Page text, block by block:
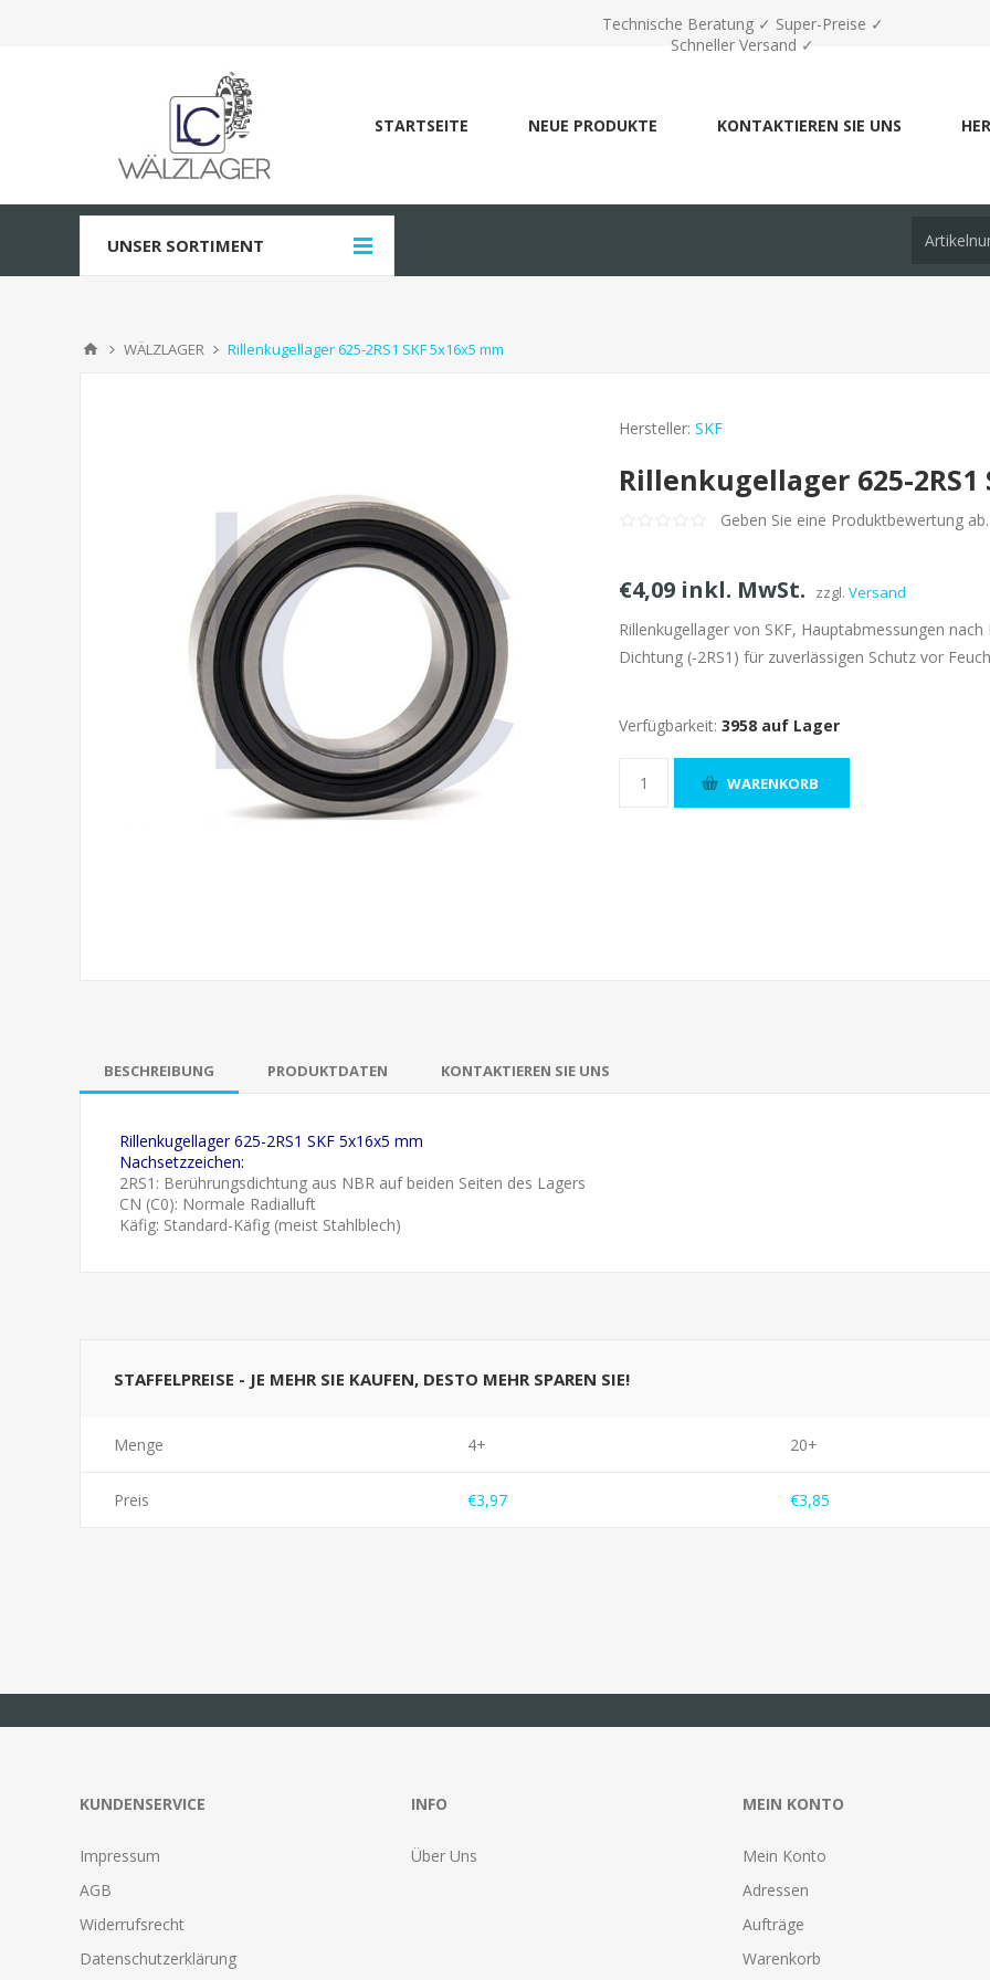
Technische Beratung ✓ Super-Preise ✓
Schneller Versand ✓
STARTSEITE NEUE PRODUKTE KONTAKTIEREN SIE UNS
UNSER SORTIMENT
WÄLZLAGER Rillenkugellager 625-2RS1 SKF 5x16x5 mm
Hersteller: SKF
Rillenkugellager 625-2RS1
Geben Sie eine Produktbewertung ab.
€4,09 inkl. MwSt. zzgl.Versand
Rillenkugellager von SKF, Hauptabmessungen
Dichtung (-2RS1) für zuverlässigen Schutz vor
Verfügbarkeit: 3958 auf Lager
BESCHREIBUNG PRODUKTDATEN KONTAKTIEREN SIE UNS
Rillenkugellager 625-2RS1 SKF 5x16x5 mm
Nachsetzzeichen:
2RS1: Berührungsdichtung aus NBR auf beiden Seiten des Lagers
CN (C0): Normale Radialluft
Käfig: Standard-Käfig (meist Stahlblech)
STAFFELPREISE - JE MEHR SIE KAUFEN, DESTO MEHR SPAREN SIE!
Menge 4+ 20+
Preis €3,97 €3,85
KUNDENSERVICE
Impressum
AGB
Widerrufsrecht
Datenschutzerklärung
INFO
Über Uns
MEIN KONTO
Mein Konto
Adressen
Aufträge
Warenkorb